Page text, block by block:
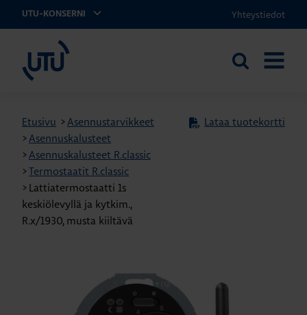
UTU-KONSERNI Yhteystiedot
Etsi
Etusivu >Asennustarvikkeet
>Asennuskalusteet
>Asennuskalusteet R.classic
>Termostaatit R.classic
> Lattiatermostaatti 1s
keskiölevyllä ja kytkim.,
R.x/1930, musta kiiltävä
Lataa tuotekortti